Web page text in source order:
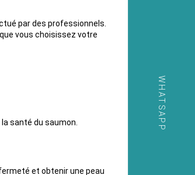
WHATSAPP
par des professionnels.
vous choisissez votre
santé du saumon.
et obtenir une peau